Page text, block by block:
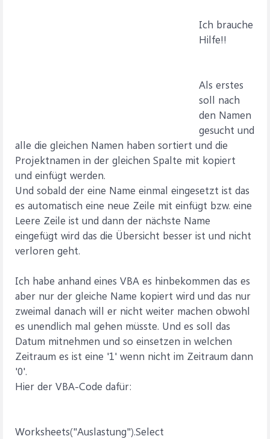
Ich brauche
Hilfe!!
Als erstes
soll nach
den Namen
gesucht und
alle die gleichen Namen haben sortiert und die
Projektnamen in der gleichen Spalte mit kopiert
und einfügt werden.
Und sobald der eine Name einmal eingesetzt ist das
es automatisch eine neue Zeile mit einfügt bzw. eine
Leere Zeile ist und dann der nächste Name
eingefügt wird das die Übersicht besser ist und nicht
verloren geht.
Ich habe anhand eines VBA es hinbekommen das es
aber nur der gleiche Name kopiert wird und das nur
zweimal danach will er nicht weiter machen obwohl
es unendlich mal gehen müsste. Und es soll das
Datum mitnehmen und so einsetzen in welchen
Zeitraum es ist eine '1' wenn nicht im Zeitraum dann
'0'.
Hier der VBA-Code dafür:
Worksheets("Auslastung").Select